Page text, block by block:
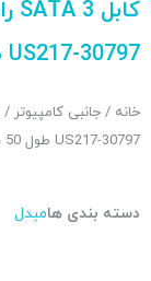
30797-US217 طول 50 سانتی متر
خانه / جانبی کامپیوتر /
30797-US217 طول 50 سانتی متر
دسته بندی هامبدل